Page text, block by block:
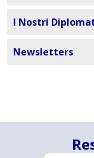
I Nostri
Newsletters